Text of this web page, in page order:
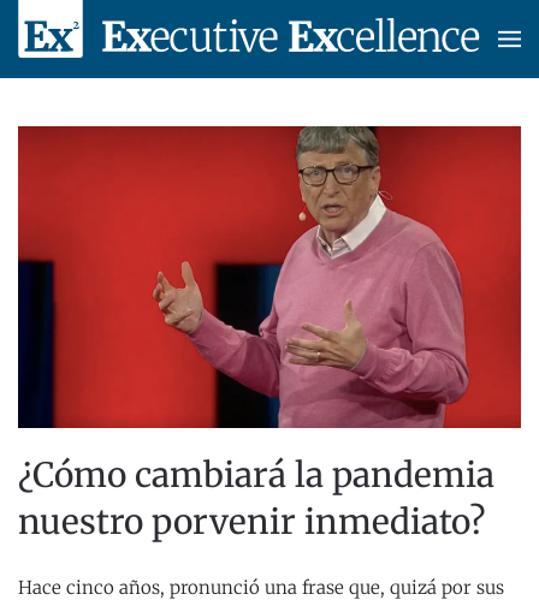
Skip to main content
¿Cómo cambiará la pandemia
nuestro porvenir inmediato?
Hace cinco años, pronunció una frase que, quizá por sus